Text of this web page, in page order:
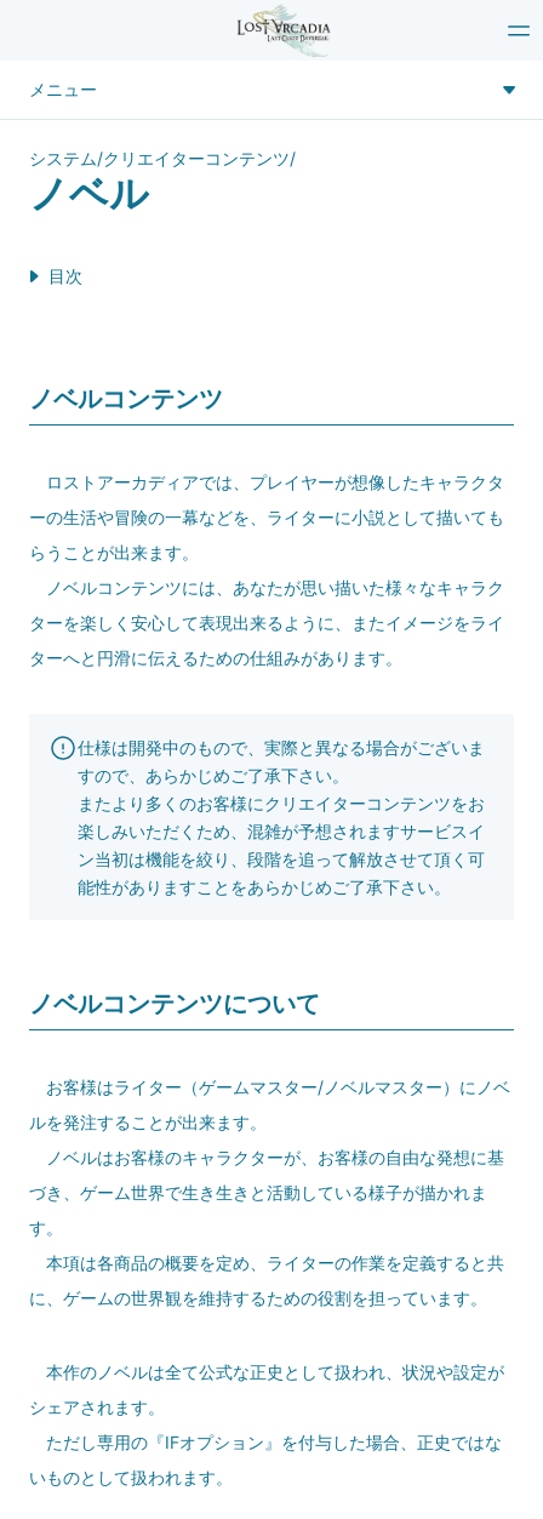
メニュー
システム/クリエイターコンテンツ/
ノベル
目次
ノベルコンテンツ
ロストアーカディアでは、プレイヤーが想像したキャラクタ
ーの生活や冒険の一幕などを、ライターに小説として描いても
らうことが出来ます。
ノベルコンテンツには、あなたが思い描いた様々なキャラク
ターを楽しく安心して表現出来るように、またイメージをライ
ターへと円滑に伝えるための仕組みがあります。
仕様は開発中のもので、実際と異なる場合がございま
すので、あらかじめご了承下さい。
またより多くのお客様にクリエイターコンテンツをお
楽しみいただくため、混雑が予想されますサービスイ
ン当初は機能を絞り、段階を追って解放させて頂く可
能性がありますことをあらかじめご了承下さい。
ノベルコンテンツについて
お客様はライター（ゲームマスター/ノベルマスター）にノベ
ルを発注することが出来ます。
ノベルはお客様のキャラクターが、お客様の自由な発想に基
づき、ゲーム世界で生き生きと活動している様子が描かれま
す。
本項は各商品の概要を定め、ライターの作業を定義すると共
に、ゲームの世界観を維持するための役割を担っています。
本作のノベルは全て公式な正史として扱われ、状況や設定が
シェアされます。
ただし専用の『IFオプション』を付与した場合、正史ではな
いものとして扱われます。